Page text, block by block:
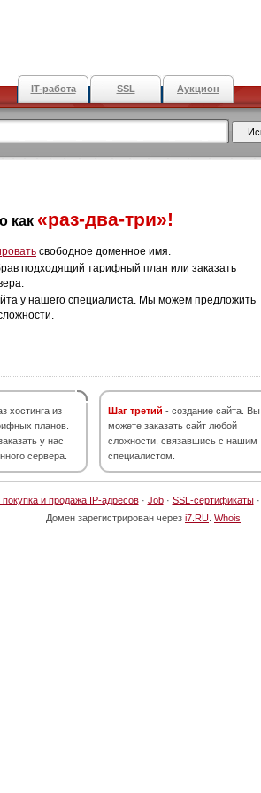
IT-работа SSL Аукцион
как «раз-два-три»!
свободное доменное имя.
подходящий тарифный план или заказать
у нашего специалиста. Мы можем предложить
хостинга из
планов.
у нас
сервера.
Шаг третий - создание сайта. Вы
можете заказать сайт любой
сложности, связавшись с нашим
специалистом.
и продажа IP-адресов· Job· SSL-сертификаты·
Домен зарегистрирован через i7.RU Whois